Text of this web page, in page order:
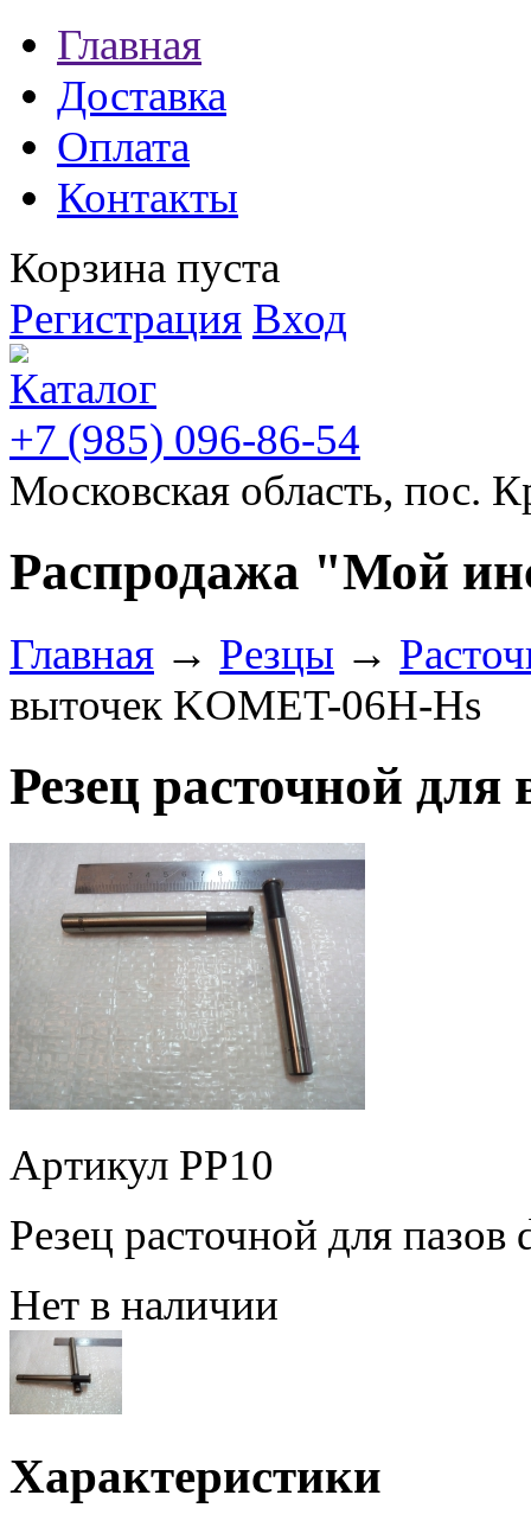
Главная
Доставка
Оплата
Контакты
Корзина пуста
Регистрация Вход
+7 (985) 096-86-54
Московская область, пос.
Распродажа "Мой
Главная → Резцы →
выточек KOMET-06H-Hs
Резец расточной
Артикул РР10
Резец расточной для
Нет в наличии
Характеристики